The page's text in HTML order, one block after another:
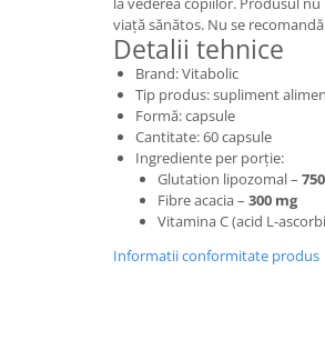
viață sănătos. Nu se
Detalii tehnice
Brand: Vitabolic
Tip produs: supliment
Formă: capsule
Cantitate: 60 capsule
Ingrediente per porție:
Glutation lipozomal –
Fibre acacia – 300 mg
Vitamina C (acid L-
Informatii conformitate produs